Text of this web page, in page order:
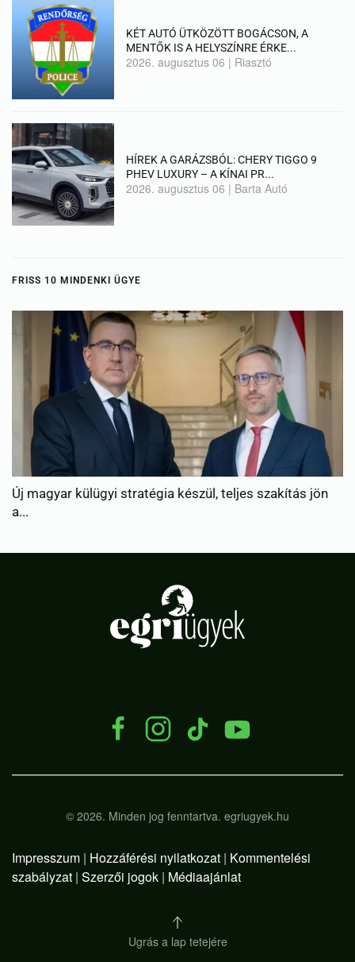
KÉT AUTÓ ÜTKÖZÖTT BOGÁCSON, A
MENTŐK IS A HELYSZÍNRE ÉRKE...
2026. augusztus 06 | Riasztó
HÍREK A GARÁZSBÓL: CHERY TIGGO 9
PHEV LUXURY – A KÍNAI PR...
2026. augusztus 06 | Barta Autó
FRISS 10 MINDENKI ÜGYE
Több mint egy hónap is lehet, mire teljesen újraindul a
p...
© 2026. Minden jog fenntartva. egriugyek.hu
Impresszum | Hozzáférési nyilatkozat | Kommentelési
szabályzat | Szerzői jogok | Médiaajánlat
Ugrás a lap tetejére